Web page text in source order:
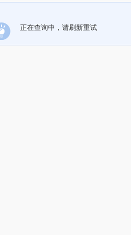
正在查询中，请刷新重试